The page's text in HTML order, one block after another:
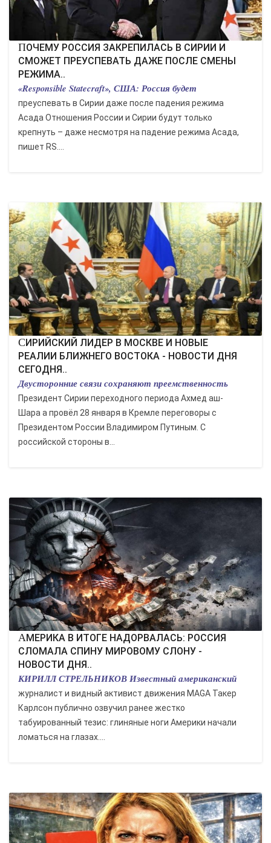
ПОЧЕМУ РОССИЯ ЗАКРЕПИЛАСЬ В СИРИИ И
СМОЖЕТ ПРЕУСПЕВАТЬ ДАЖЕ ПОСЛЕ СМЕНЫ
РЕЖИМА..
«Responsible Statecraft», США: Россия будет
преуспевать в Сирии даже после падения режима
Асада Отношения России и Сирии будут только
крепнуть – даже несмотря на падение режима Асада,
пишет RS....
СИРИЙСКИЙ ЛИДЕР В МОСКВЕ И НОВЫЕ
РЕАЛИИ БЛИЖНЕГО ВОСТОКА - НОВОСТИ ДНЯ
СЕГОДНЯ..
Двусторонние связи сохраняют преемственность
Президент Сирии переходного периода Ахмед аш-
Шара а провёл 28 января в Кремле переговоры с
Президентом России Владимиром Путиным. С
российской стороны в...
АМЕРИКА В ИТОГЕ НАДОРВАЛАСЬ: РОССИЯ
СЛОМАЛА СПИНУ МИРОВОМУ СЛОНУ -
НОВОСТИ ДНЯ..
КИРИЛЛ СТРЕЛЬНИКОВ Известный американский
журналист и видный активист движения MAGA Такер
Карлсон публично озвучил ранее жестко
табуированный тезис: глиняные ноги Америки начали
ломаться на глазах....